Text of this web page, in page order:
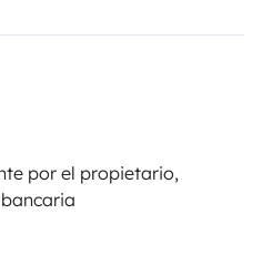
por el propietario,